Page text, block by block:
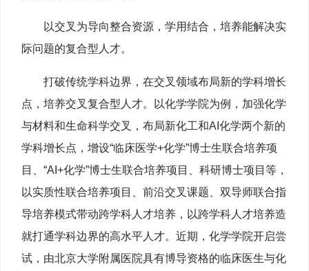
以交叉为导向整合资源，学用结合，培养能解决实
际问题的复合型人才。
打破传统学科边界，在交叉领域布局新的学科增长
点，培养交叉复合型人才。以化学学院为例，加强化学
与材料和生命科学交叉，布局新化工和AI化学两个新的
学科增长点，增设“临床医学+化学”博士生联合培养项
目、“AI+化学”博士生联合培养项目、科研博士项目等，
以实质性联合培养项目、前沿交叉课题、双导师联合指
导培养模式带动跨学科人才培养，以跨学科人才培养造
就打通学科边界的高水平人才。近期，化学学院开启尝
试，由北京大学附属医院具有博导资格的临床医生与化